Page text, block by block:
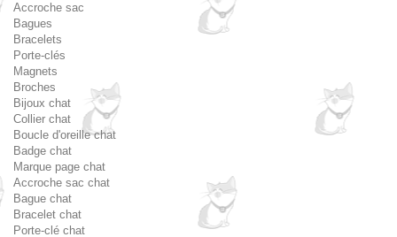
Accroche sac
Bagues
Bracelets
Porte-clés
Magnets
Broches
Bijoux chat
Collier chat
Boucle d'oreille chat
Badge chat
Marque page chat
Accroche sac chat
Bague chat
Bracelet chat
Porte-clé chat